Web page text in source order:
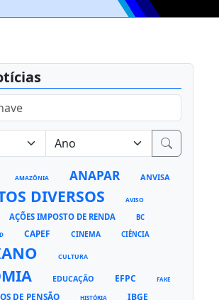
AMAZÔNIA ANAPAR ANVISA
DIVERSOS AVISO
AÇÕES IMPOSTO DE RENDA BC
CAPEF CINEMA CIÊNCIA
CULTURA
EDUCAÇÃO EFPC FAKE
DE PENSÃO HISTÓRIA IBGE